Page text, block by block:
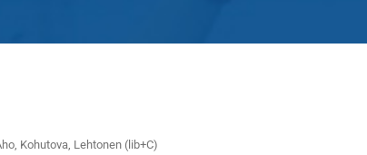
Kohutova, Lehtonen (lib+C)